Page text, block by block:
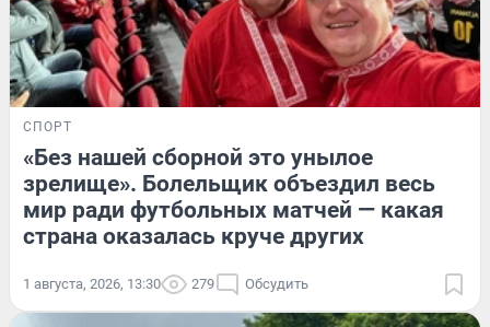
СПОРТ
«Без нашей сборной это унылое
зрелище». Болельщик объездил весь
мир ради футбольных матчей — какая
страна оказалась круче других
1 августа, 2026, 13:30 279 Обсудить